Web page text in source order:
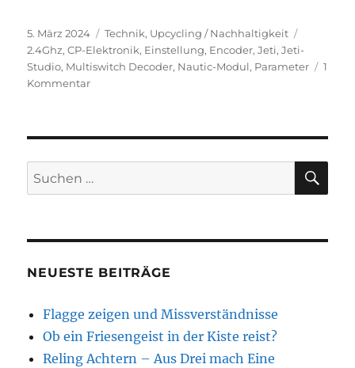
Veröffentlicht
am
5. März 2024 Kategorien
Technik, Upcycling / Nachhaltigkeit
2.4Ghz,CP-Elektronik, Einstellung, Encoder,Jeti,Jeti-
Studio, Multiswitch Decoder, Nautic-Modul, Parameter
1
Kommentarzu
2,4GHz
Suchen
nach:
NEUESTE BEITRÄGE
Flagge zeigen und Missverständnisse
Ob ein Friesengeist in der Kiste reist?
Reling Achtern – Aus Drei mach Eine